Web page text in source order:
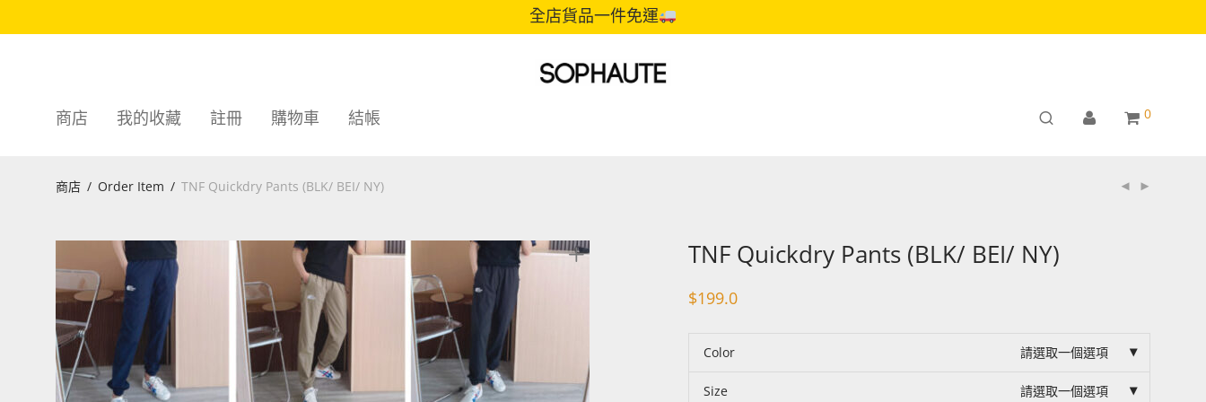
全店貨品一件免運
商店 我的收藏 註冊 購物車 結帳 0
商店 / Order Item / TNF Quickdry Pants (BLK/ BEI/ NY)
TNF Quickdry Pants (BLK/ BEI/ NY)
$199.0
Color 請選取一個選項
Size 請選取一個選項